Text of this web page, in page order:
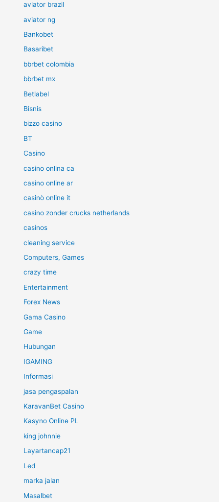
aviator brazil
aviator ng
Bankobet
Basaribet
bbrbet colombia
bbrbet mx
Betlabel
Bisnis
bizzo casino
BT
Casino
casino onlina ca
casino online ar
casinò online it
casino zonder crucks netherlands
casinos
cleaning service
Computers, Games
crazy time
Entertainment
Forex News
Gama Casino
Game
Hubungan
IGAMING
Informasi
jasa pengaspalan
KaravanBet Casino
Kasyno Online PL
king johnnie
Layartancap21
Led
marka jalan
Masalbet